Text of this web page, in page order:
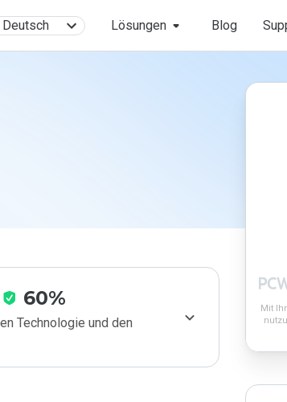
Deutsch Lösungen Blog
60%
Technologie und den
Mit